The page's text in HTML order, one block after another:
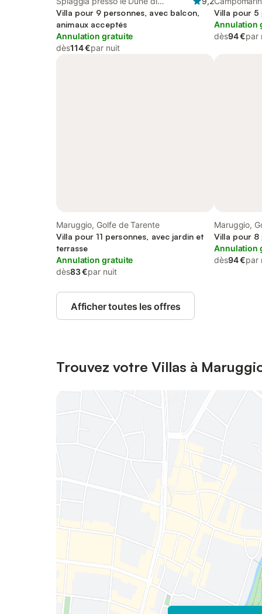
Campomarino, Maruggio
Villa pour 9 personnes, avec balcon,
animaux acceptés
Annulation gratuite
dès114 €par nuit
Maruggio
Villa pour 5
Annulation
dès94 €par
Maruggio, Golfe de Tarente
Villa pour 11 personnes, avec jardin et
terrasse
Annulation gratuite
dès83 €par nuit
Maruggio,
Villa pour 8
Annulation
dès94 €par
Afficher toutes les offres
Trouvez votre Villas à